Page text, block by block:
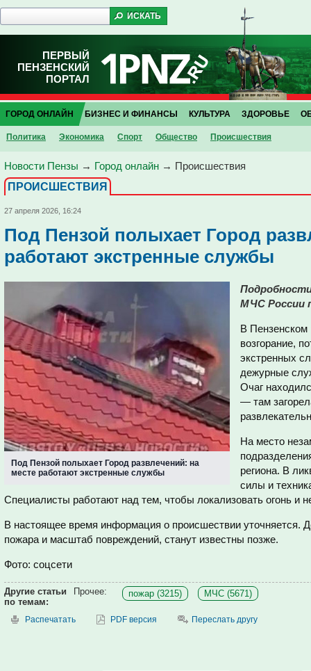
ПЕРВЫЙ
ПЕНЗЕНСКИЙ
ПОРТАЛ
ГОРОД ОНЛАЙН
Политика Экономика Спорт Общество Проиcшествия
БИЗНЕС И ФИНАНСЫ КУЛЬТУРА ЗДОРОВЬЕ
Новости Пензы → Город онлайн → Проиcшествия
ПРОИCШЕСТВИЯ
27 апреля 2026, 16:24
Под Пензой полыхает Город
работают экстренные службы
Под Пензой полыхает Город развлечений: на
месте работают экстренные службы
Подробности
МЧС России
В Пензенском
возгорание,
экстренных
дежурные
Очаг
— там
На место
региона. В
силы и
Специалисты работают над тем, чтобы локализовать огонь и
В настоящее время информация о происшествии уточняется.
пожара и масштаб повреждений, станут известны позже.
Фото: соцсети
Другие статьи
по темам:
Прочее: пожар (3215) МЧС (5671)
Распечатать PDF версия Переслать другу